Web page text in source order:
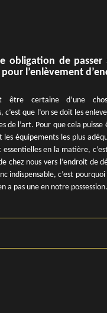
obligation de
l’enlèvement
certaine d’une
c’est que l’on se doit les
de l’art. Pour que cela
les équipements les plus
essentielles en la matière,
chez nous vers l’endroit de
indispensable, c’est
a pas une en notre possession.